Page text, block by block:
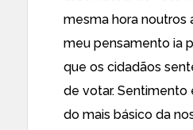
mesma hora noutros
meu pensamento ia
que os cidadãos
de votar.
do mais básico da